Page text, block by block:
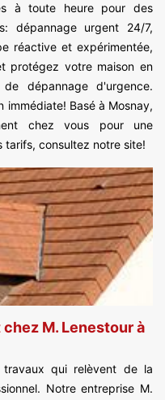
à toute heure pour des
dépannage urgent 24/7,
réactive et expérimentée,
protégez votre maison en
dépannage d'urgence.
Basé à Mosnay,
chez vous pour une
tarifs, consultez notre site!
M. Lenestour à
qui relèvent de la
Notre entreprise M.